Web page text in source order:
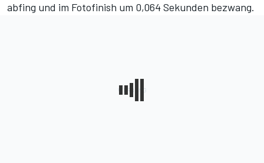
abfing und im Fotofinish um 0,064 Sekunden bezwang.